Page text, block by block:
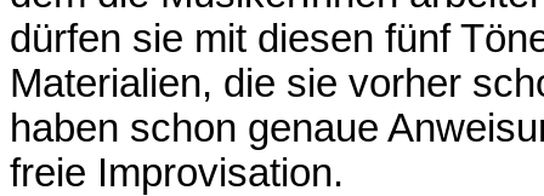
dürfen sie mit diesen fünf
Materialien, die sie vorher
haben schon genaue
freie Improvisation.